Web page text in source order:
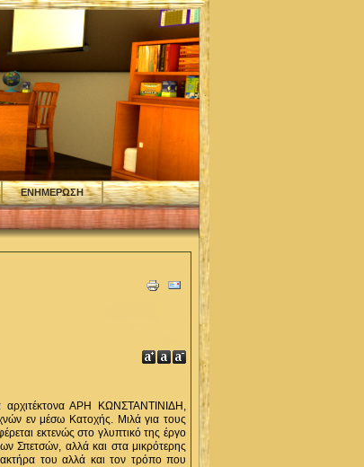
ΕΝΗΜΕΡΩΣΗ
ΑΡΗ ΚΩΝΣΤΑΝΤΙΝΙΔΗ,
εν μέσω Κατοχής. Μιλά για τους
εκτενώς στο γλυπτικό της έργο
Σπετσών, αλλά και στα μικρότερης
του αλλά και τον τρόπο που